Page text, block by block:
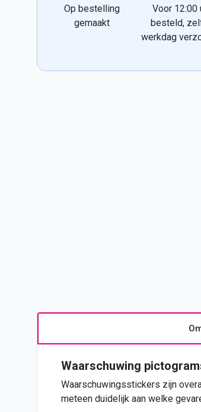
Op bestelling
gemaakt
Voor 12:00
besteld,
werkdag
Waarschuwing
Waarschuwingsstickers zijn
meteen duidelijk aan welke